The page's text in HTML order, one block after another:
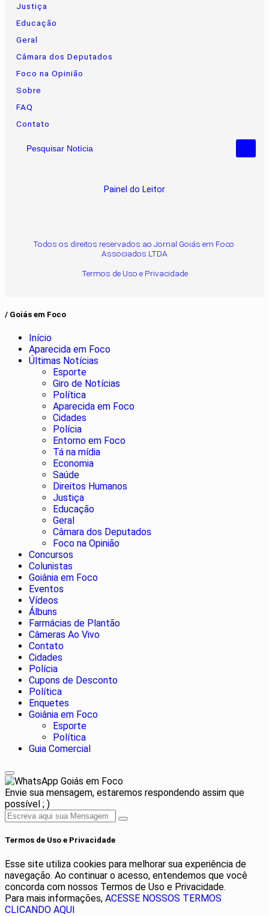
Justiça
Educação
Geral
Câmara dos Deputados
Foco na Opinião
Sobre
FAQ
Contato
Pesquisar Notícia
Painel do Leitor
Todos os direitos reservados ao Jornal Goiás em Foco
Associados LTDA
Termos de Uso e Privacidade
/ Goiás em Foco
Início
Aparecida em Foco
Últimas Notícias
Esporte
Giro de Notícias
Política
Aparecida em Foco
Cidades
Polícia
Entorno em Foco
Tá na mídia
Economia
Saúde
Direitos Humanos
Justiça
Educação
Geral
Câmara dos Deputados
Foco na Opinião
Concursos
Colunistas
Goiânia em Foco
Eventos
Vídeos
Álbuns
Farmácias de Plantão
Câmeras Ao Vivo
Contato
Cidades
Polícia
Cupons de Desconto
Política
Enquetes
Goiânia em Foco
Esporte
Política
Guia Comercial
Goiás em Foco
Envie sua mensagem, estaremos respondendo assim que
possível ; )
Termos de Uso e Privacidade
Esse site utiliza cookies para melhorar sua experiência de
navegação. Ao continuar o acesso, entendemos que você
concorda com nossos Termos de Uso e Privacidade.
Para mais informações, ACESSE NOSSOS TERMOS
CLICANDO AQUI